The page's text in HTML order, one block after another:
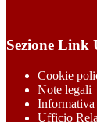
Sezione Link
Cookie
Note legali
Ufficio